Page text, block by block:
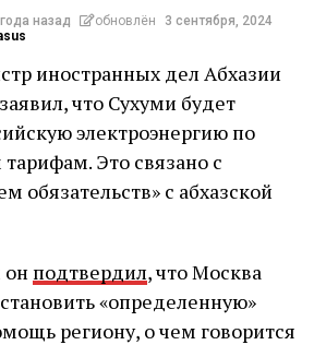
назад обновлён
3 сентября, 2024
иностранных дел Абхазии
что Сухуми будет
электроэнергию по
Это связано с
обязательств» с абхазской
он подтвердил, что Москва
«определенную»
региону, о чем говорится